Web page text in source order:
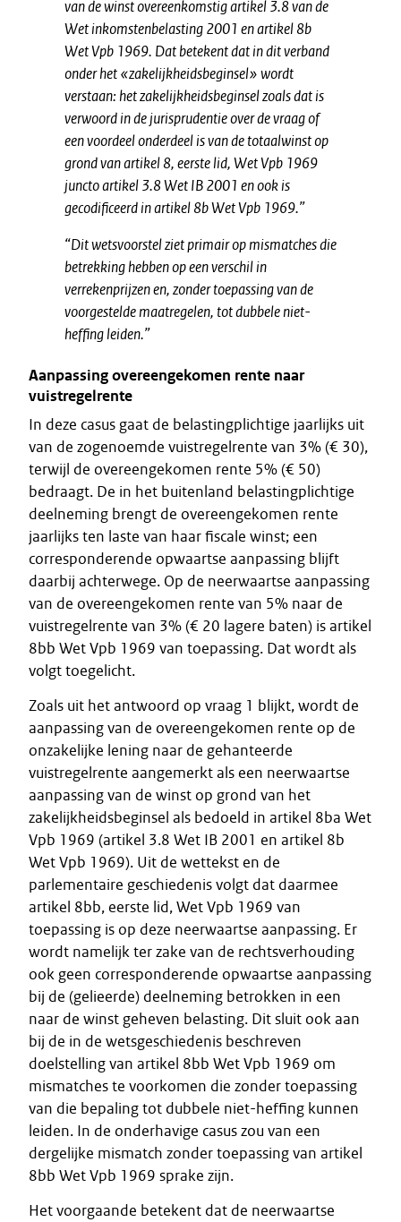
van de winst overeenkomstig artikel 3.8 van de
Wet inkomstenbelasting 2001 en artikel 8b
Wet Vpb 1969. Dat betekent dat in dit verband
onder het «zakelijkheidsbeginsel» wordt
verstaan: het zakelijkheidsbeginsel zoals dat is
verwoord in de jurisprudentie over de vraag of
een voordeel onderdeel is van de totaalwinst op
grond van artikel 8, eerste lid, Wet Vpb 1969
juncto artikel 3.8 Wet IB 2001 en ook is
gecodificeerd in artikel 8b Wet Vpb 1969.”
“Dit wetsvoorstel ziet primair op mismatches die
betrekking hebben op een verschil in
verrekenprijzen en, zonder toepassing van de
voorgestelde maatregelen, tot dubbele niet-
heffing leiden.”
Aanpassing overeengekomen rente naar
vuistregelrente
In deze casus gaat de belastingplichtige jaarlijks uit
van de zogenoemde vuistregelrente van 3% (€ 30),
terwijl de overeengekomen rente 5% (€ 50)
bedraagt. De in het buitenland belastingplichtige
deelneming brengt de overeengekomen rente
jaarlijks ten laste van haar fiscale winst; een
corresponderende opwaartse aanpassing blijft
daarbij achterwege. Op de neerwaartse aanpassing
van de overeengekomen rente van 5% naar de
vuistregelrente van 3% (€ 20 lagere baten) is artikel
8bb Wet Vpb 1969 van toepassing. Dat wordt als
volgt toegelicht.
Zoals uit het antwoord op vraag 1 blijkt, wordt de
aanpassing van de overeengekomen rente op de
onzakelijke lening naar de gehanteerde
vuistregelrente aangemerkt als een neerwaartse
aanpassing van de winst op grond van het
zakelijkheidsbeginsel als bedoeld in artikel 8ba Wet
Vpb 1969 (artikel 3.8 Wet IB 2001 en artikel 8b
Wet Vpb 1969). Uit de wettekst en de
parlementaire geschiedenis volgt dat daarmee
artikel 8bb, eerste lid, Wet Vpb 1969 van
toepassing is op deze neerwaartse aanpassing. Er
wordt namelijk ter zake van de rechtsverhouding
ook geen corresponderende opwaartse aanpassing
bij de (gelieerde) deelneming betrokken in een
naar de winst geheven belasting. Dit sluit ook aan
bij de in de wetsgeschiedenis beschreven
doelstelling van artikel 8bb Wet Vpb 1969 om
mismatches te voorkomen die zonder toepassing
van die bepaling tot dubbele niet-heffing kunnen
leiden. In de onderhavige casus zou van een
dergelijke mismatch zonder toepassing van artikel
8bb Wet Vpb 1969 sprake zijn.
Het voorgaande betekent dat de neerwaartse